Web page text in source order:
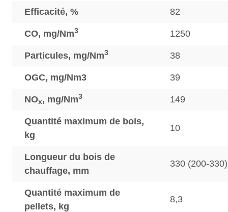
Efficacité, % 82
CO, mg/Nm3 1250
Particules, mg/Nm3 38
OGC, mg/Nm3 39
NOx, mg/Nm3 149
Quantité maximum de bois,
kg
10
Longueur du bois de
chauffage, mm
330 (200-330)
Quantité maximum de
pellets, kg
8,3